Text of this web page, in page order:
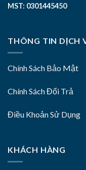
MST: 0301445450
THÔNG TIN DỊCH
Chính Sách Bảo Mật
Chính Sách Đổi Trả
Điều Khoản Sử Dụng
KHÁCH HÀNG